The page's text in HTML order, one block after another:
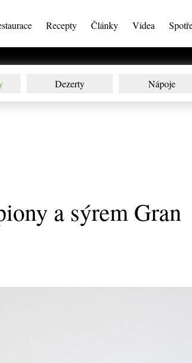
Recepty Články Videa
Dezerty Nápoje
a sýrem Gran